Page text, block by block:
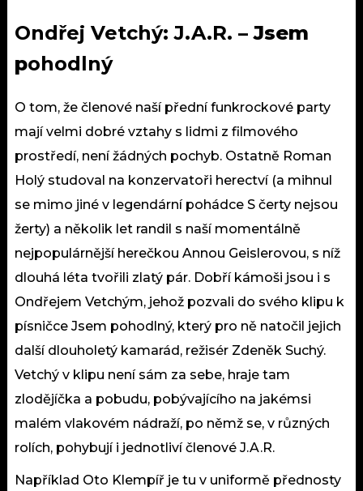
Ondřej Vetchý: J.A.R. – Jsem
pohodlný
O tom, že členové naší přední funkrockové party
mají velmi dobré vztahy s lidmi z filmového
prostředí, není žádných pochyb. Ostatně Roman
Holý studoval na konzervatoři herectví (a mihnul
se mimo jiné v legendární pohádce S čerty nejsou
žerty) a několik let randil s naší momentálně
nejpopulárnější herečkou Annou Geislerovou, s níž
dlouhá léta tvořili zlatý pár. Dobří kámoši jsou i s
Ondřejem Vetchým, jehož pozvali do svého klipu k
písničce Jsem pohodlný, který pro ně natočil jejich
další dlouholetý kamarád, režisér Zdeněk Suchý.
Vetchý v klipu není sám za sebe, hraje tam
zlodějíčka a pobudu, pobývajícího na jakémsi
malém vlakovém nádraží, po němž se, v různých
rolích, pohybují i jednotliví členové J.A.R.
Například Oto Klempíř je tu v uniformě přednosty